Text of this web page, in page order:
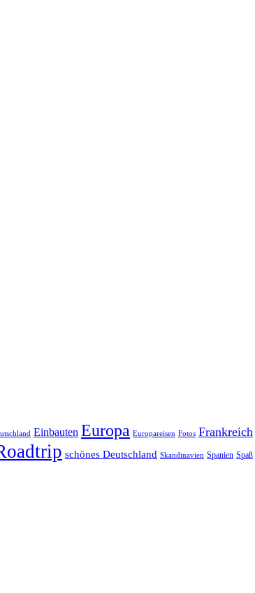
Einbauten Europa Europareisen Fotos Frankreich
schönes Deutschland Skandinavien Spanien Spaß